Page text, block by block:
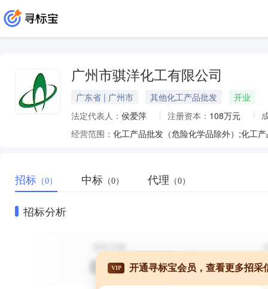
广州市骐洋化工有限公司
广东省 | 广州市 其他化工产品批发
开业
法定代表人： 侯爱萍 注册资本： 108万元
经营范围：
招标 （0） 中标 （0） 代理 （0）
招标分析
VIP 开通寻标宝会员，查看更多招采